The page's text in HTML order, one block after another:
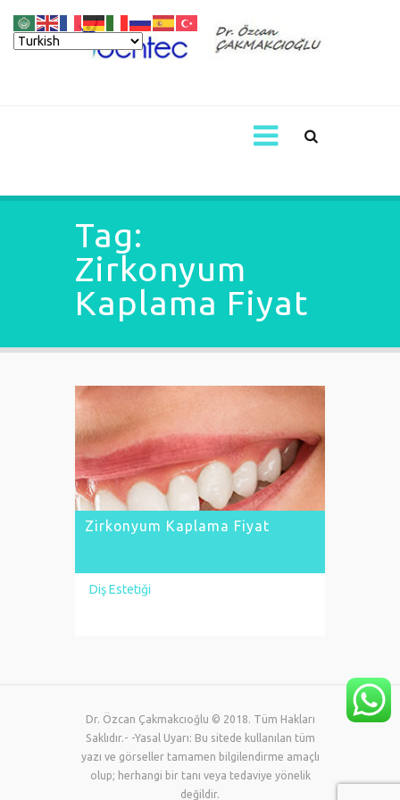
Tag:
Zirkonyum
Kaplama Fiyat
Zirkonyum Kaplama Fiyat
Diş Estetiği
Zirkonyum Kaplama Fiyat
Zirkonyum metal destekli ve metal
desteksiz olmak üzere iki gruba ayrılıyor.
Metal destekli zirkonyum kaplama
dayanıklı olduğu için tercih...
Dr. Özcan Çakmakcıoğlu © 2018. Tüm Hakları
Saklıdır.- -Yasal Uyarı: Bu sitede kullanılan tüm
yazı ve görseller tamamen bilgilendirme amaçlı
olup; herhangi bir tanı veya tedaviye yönelik
değildir.